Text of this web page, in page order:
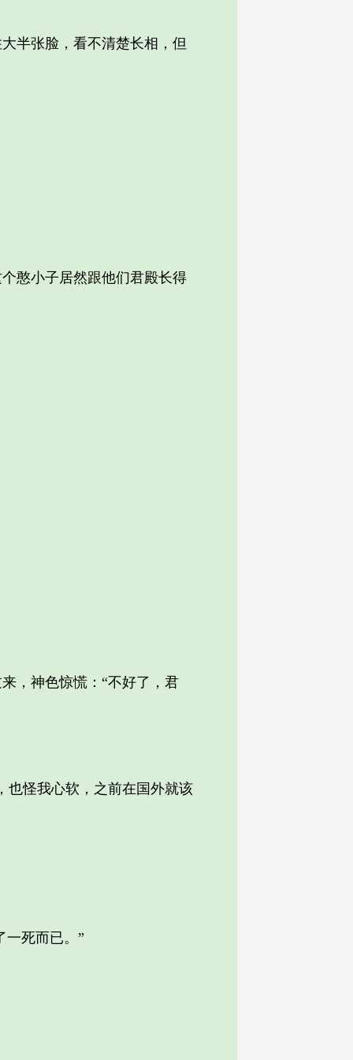
半张脸，看不清楚长相，但
憨小子居然跟他们君殿长得
，神色惊慌：“不好了，君
怪我心软，之前在国外就该
死而已。”